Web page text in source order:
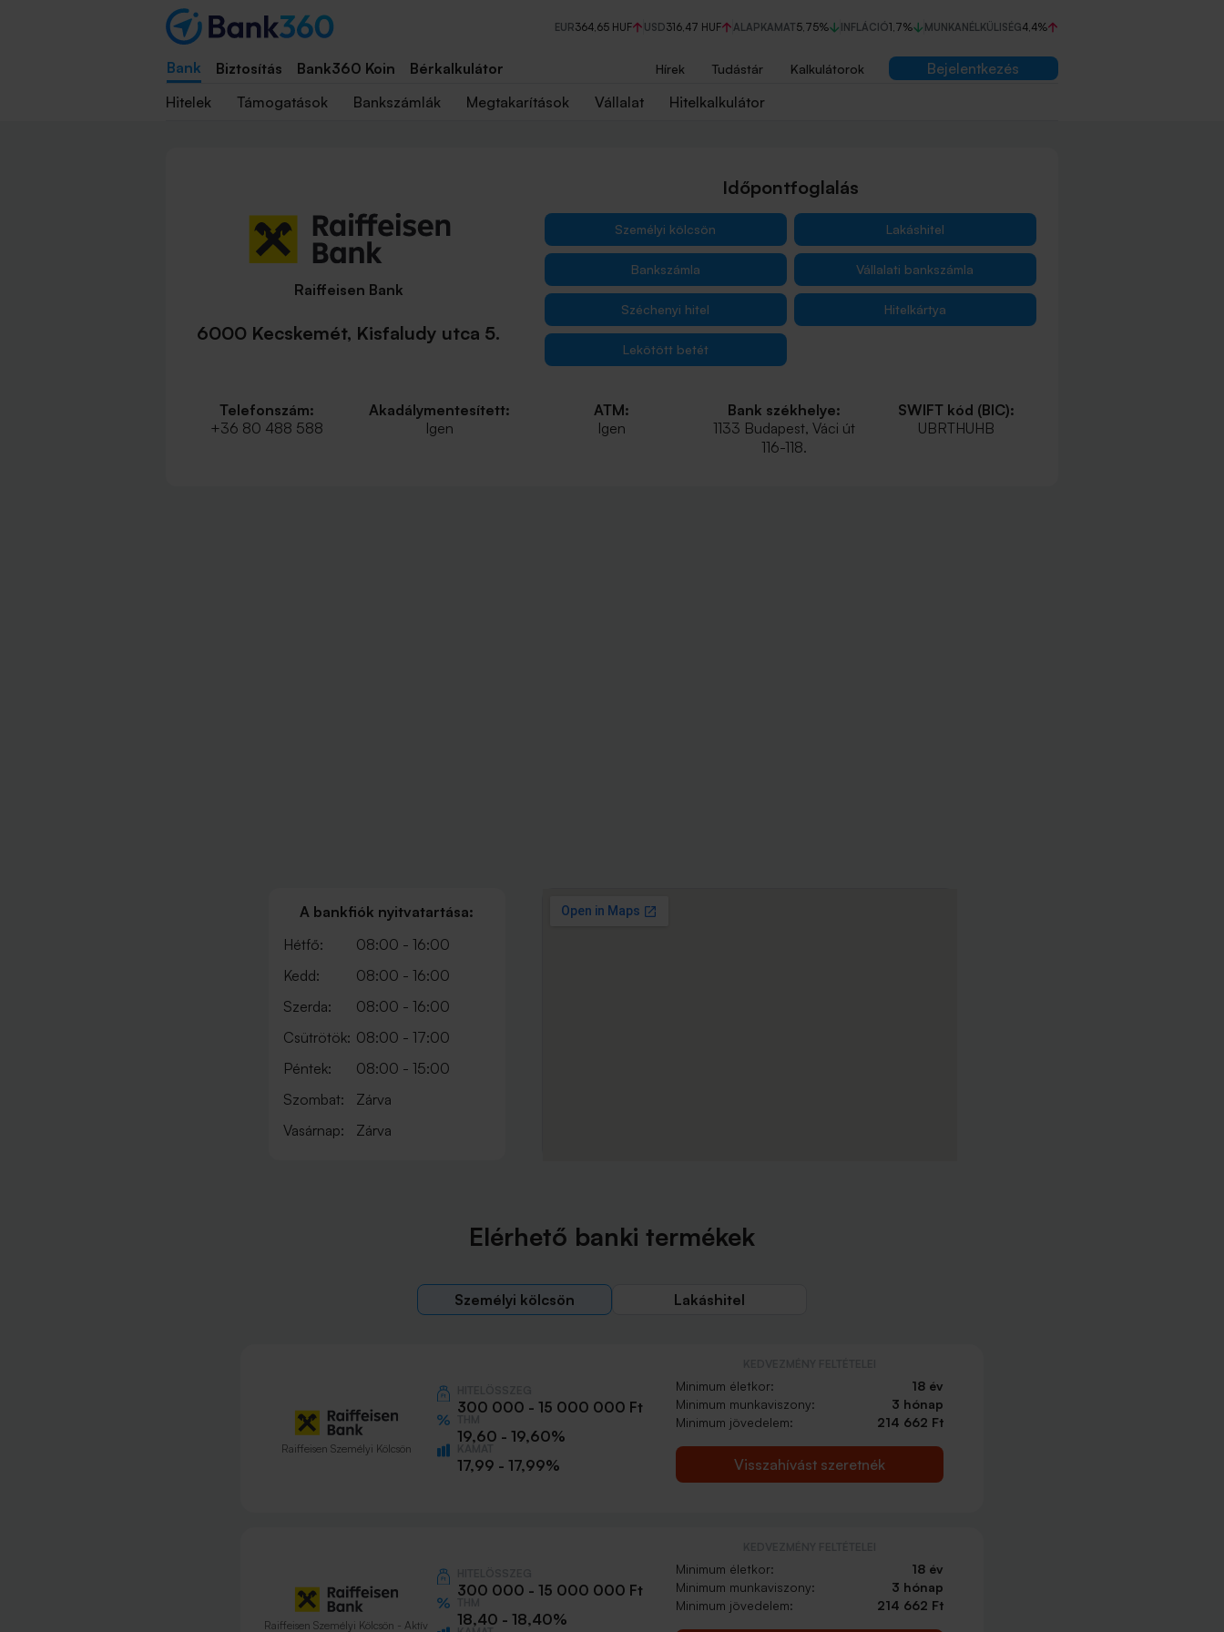
EUR364,65 HUF USD316,47 HUF ALAPKAMAT5,75% INFLÁCIÓ1,7% MUNKANÉLKÜLISÉG4,4%
Bank Biztosítás Bank360 Koin Bérkalkulátor Hírek Tudástár Kalkulátorok
Bejelentkezés
Hitelek
Támogatások Bankszámlák Megtakarítások Vállalat Hitelkalkulátor
Raiffeisen Bank
6000 Kecskemét, Kisfaludy utca 5.
Időpontfoglalás
Személyi kölcsön Lakáshitel
Bankszámla Vállalati bankszámla
Széchenyi hitel Hitelkártya
Lekötött betét
Telefonszám:
+36 80 488 588
Akadálymentesített:
Igen
ATM:
Igen
Bank székhelye:
1133 Budapest, Váci út
116-118.
SWIFT kód (BIC):
UBRTHUHB
A bankfiók nyitvatartása:
Hétfő:
08:00 - 16:00
Kedd:
08:00 - 16:00
Szerda:
08:00 - 16:00
Csütrötök: 08:00 - 17:00
Péntek:
08:00 - 15:00
Szombat:
Zárva
Vasárnap:
Zárva
Elérhető banki termékek
Személyi kölcsön Lakáshitel
Raiffeisen Személyi Kölcsön
300 000 - 15 000 000 Ft
19,60 - 19,60%
KAMAT
17,99 - 17,99%
Minimum életkor:
18 év
Minimum munkaviszony:
3 hónap
Minimum jövedelem:
214 662 Ft
Visszahívást szeretnék
Raiffeisen Személyi Kölcsön - Aktív
300 000 - 15 000 000 Ft
18,40 - 18,40%
Minimum életkor:
18 év
Minimum munkaviszony:
3 hónap
Minimum jövedelem:
214 662 Ft